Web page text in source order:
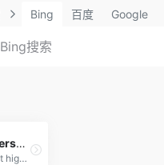
Bing 百度 Google
Awesome Wallpapers壁纸官网-如何利用壁纸图片创造收益赚钱
Your source for the best high quality wallpapers on the Net!